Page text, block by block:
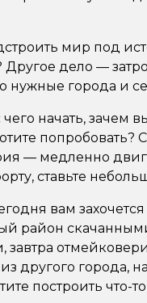
мир под
дело —
нужные города и
чего начать, зачем
попробовать?
— медленно
ставьте
вам
район
завтра
другого города,
построить что-